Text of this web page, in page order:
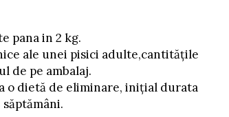
pana in 2 kg.
ale unei pisici adulte,cantitățile
de pe ambalaj.
o dietă de eliminare, inițial durata